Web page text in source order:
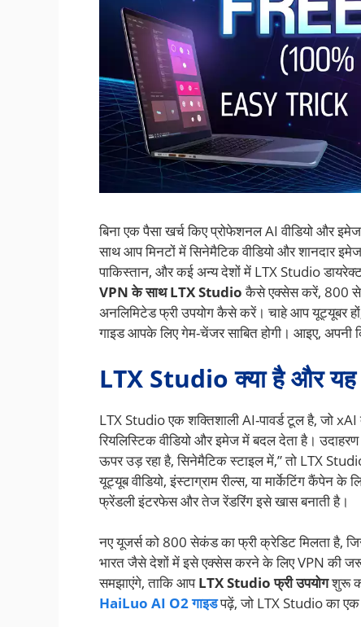
बिना एक पैसा खर्च किए प्रोफेशनल AI वीडियो और
साथ आप मिनटों में सिनेमैटिक वीडियो और शानदार
पाकिस्तान, और कई अन्य देशों में LTX Studio
VPN के साथ LTX Studioकैसे एक्सेस करें, 800
अनलिमिटेड फ्री उपयोग कैसे करें। चाहे आप यूट्यूबर
गाइड आपके लिए गेम-चेंजर साबित होगी। आइए, अपनी
LTX Studio क्या है और यह
LTX Studio एक शक्तिशाली AI-पावर्ड टूल है, जो xAI
रियलिस्टिक वीडियो और इमेज में बदल देता है।
ऊपर उड़ रहा है, सिनेमैटिक स्टाइल में,” तो LTX
यूट्यूब वीडियो, इंस्टाग्राम रील्स, या मार्केटिंग कैंपेन
फ्रेंडली इंटरफेस और तेज रेंडरिंग इसे खास बनाती है।
नए यूजर्स को 800 सेकंड का फ्री क्रेडिट मिलता है,
भारत जैसे देशों में इसे एक्सेस करने के लिए VPN की
समझाएंगे, ताकि आपLTX Studio फ्री उपयोगशुरू
HaiLuo AI O2 गाइडपढ़ें, जो LTX Studio का एक